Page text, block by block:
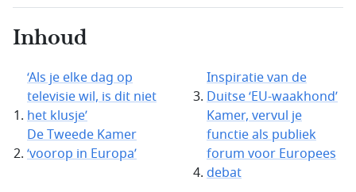
Inhoud
‘Als je elke dag op
televisie wil, is dit niet
het klusje’
De Tweede Kamer
‘voorop in Europa’
Inspiratie van de
Duitse ‘EU-waakhond’
Kamer, vervul je
functie als publiek
forum voor Europees
debat